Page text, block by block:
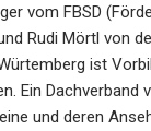
vom FBSD
Rudi Mörtl von
ist
Ein Dachverband
und deren